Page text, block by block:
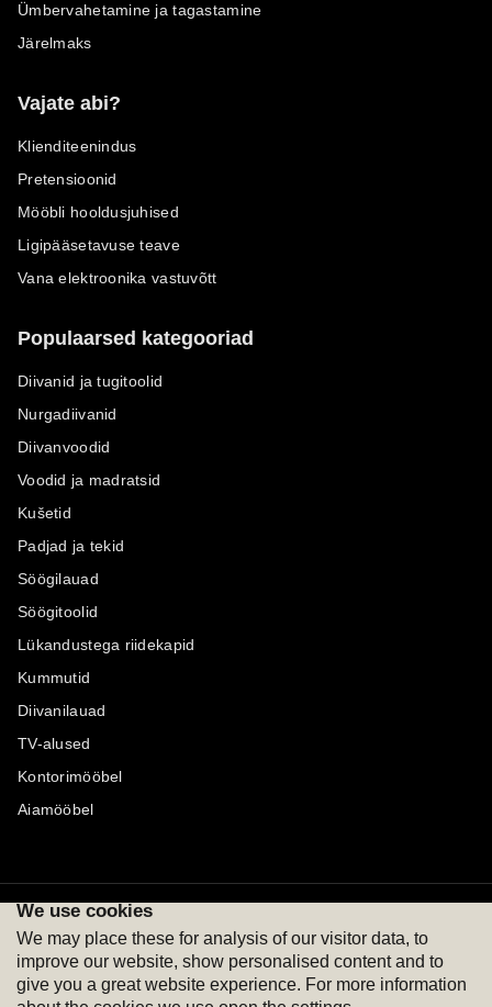
Ümbervahetamine ja tagastamine
Järelmaks
Vajate abi?
Klienditeenindus
Pretensioonid
Mööbli hooldusjuhised
Ligipääsetavuse teave
Vana elektroonika vastuvõtt
Populaarsed kategooriad
Diivanid ja tugitoolid
Nurgadiivanid
Diivanvoodid
Voodid ja madratsid
Kušetid
Padjad ja tekid
Söögilauad
Söögitoolid
Lükandustega riidekapid
Kummutid
Diivanilauad
TV-alused
Kontorimööbel
Aiamööbel
Maksevõimalused
We use cookies
We may place these for analysis of our visitor data, to
improve our website, show personalised content and to
give you a great website experience. For more information